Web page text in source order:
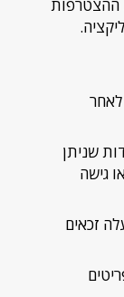
ההצטרפות
שניתן
גישה
2 ומעלה זכאים